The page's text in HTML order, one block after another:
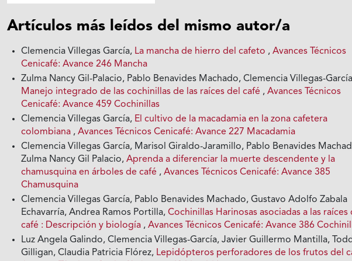
Artículos más leídos del mismo autor/a
Clemencia Villegas García, La mancha de hierro del cafeto ,Avances Técnicos
Cenicafé: Avance 246 Mancha
Zulma Nancy Gil-Palacio, Pablo Benavides Machado, Clemencia Villegas-
Manejo integrado de las cochinillas de las raíces del café ,Avances Técnicos
Cenicafé: Avance 459 Cochinillas
Clemencia Villegas García, El cultivo de la macadamia en la zona cafetera
colombiana ,Avances Técnicos Cenicafé: Avance 227 Macadamia
Clemencia Villegas García, Marisol Giraldo-Jaramillo, Pablo Benavides
Zulma Nancy Gil Palacio,Aprenda a diferenciar la muerte descendente y la
chamusquina en árboles de café ,Avances Técnicos Cenicafé: Avance 385
Chamusquina
Clemencia Villegas García, Pablo Benavides Machado, Gustavo Adolfo Zabala
Echavarría, Andrea Ramos Portilla,Cochinillas Harinosas asociadas a las raíces
café : Descripción y biología ,Avances Técnicos Cenicafé: Avance 386
Luz Angela Galindo, Clemencia Villegas-García, Javier Guillermo Mantilla,
Gilligan, Claudia Patricia Flórez, Lepidópteros perforadores de los frutos del